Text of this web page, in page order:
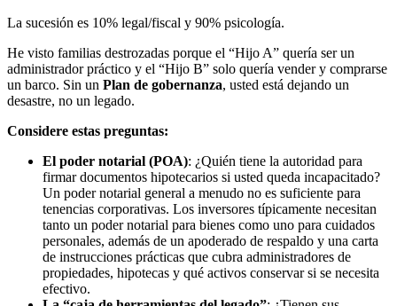
La sucesión es 10% legal/fiscal y 90% psicología.
He visto familias destrozadas porque el “Hijo A” quería ser un
administrador práctico y el “Hijo B” solo quería vender y comprarse
un barco. Sin un Plan de gobernanza, usted está dejando un
desastre, no un legado.
Considere estas preguntas:
El poder notarial (POA): ¿Quién tiene la autoridad para
firmar documentos hipotecarios si usted queda incapacitado?
Un poder notarial general a menudo no es suficiente para
tenencias corporativas. Los inversores típicamente necesitan
tanto un poder notarial para bienes como uno para cuidados
personales, además de un apoderado de respaldo y una carta
de instrucciones prácticas que cubra administradores de
propiedades, hipotecas y qué activos conservar si se necesita
efectivo.